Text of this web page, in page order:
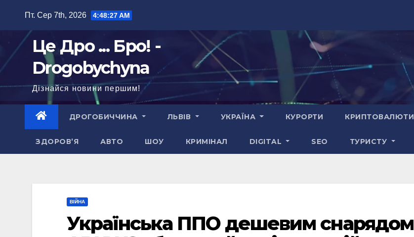
Пт. Сер 7th, 2026 4:48:28 AM
Це Дро ... Бро! -
Drogobychyna
Дізнайся новини першим!
ДРОГОБИЧЧИНА ЛЬВІВ УКРАЇНА КУРОРТИ КРИПТОВАЛЮТИ
ЗДОРОВ’Я АВТО ШОУ КРИМІНАЛ DIGITAL SEO ТУРИСТУ
ВІЙНА
Українська ППО дешевим снарядом